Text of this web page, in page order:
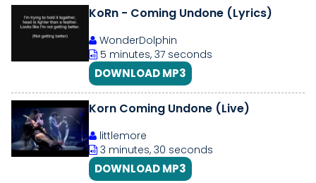
KoRn - Coming Undone (Lyrics)
WonderDolphin
5 minutes, 37 seconds
DOWNLOAD MP3
Korn Coming Undone (Live)
littlemore
3 minutes, 30 seconds
DOWNLOAD MP3